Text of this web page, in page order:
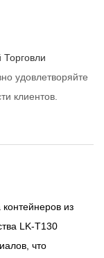
Торговли
удовлетворяйте
клиентов.
из
LK-T130
что